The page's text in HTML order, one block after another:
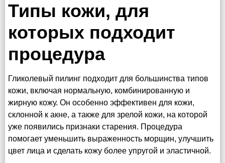
Типы кожи, для
которых подходит
процедура
Гликолевый пилинг подходит для большинства типов
кожи, включая нормальную, комбинированную и
жирную кожу. Он особенно эффективен для кожи,
склонной к акне, а также для зрелой кожи, на которой
уже появились признаки старения. Процедура
помогает уменьшить выраженность морщин, улучшить
цвет лица и сделать кожу более упругой и эластичной.